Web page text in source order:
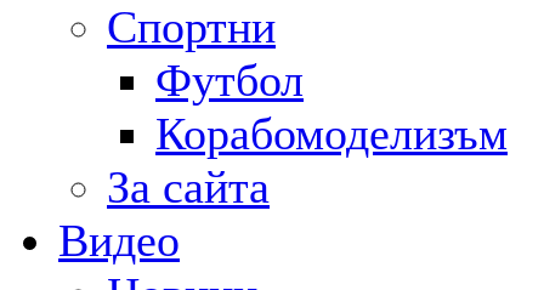
Спортни
Футбол
Корабомоделизъм
За сайта
Видео